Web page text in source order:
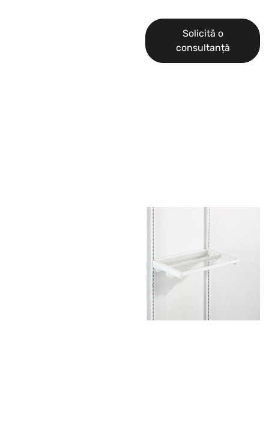
Solicită o
consultanță